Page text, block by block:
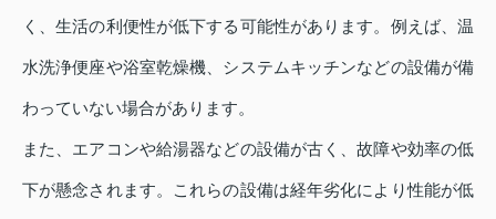
く、生活の利便性が低下する可能性があります。例えば、温
水洗浄便座や浴室乾燥機、システムキッチンなどの設備が備
わっていない場合があります。
また、エアコンや給湯器などの設備が古く、故障や効率の低
下が懸念されます。これらの設備は経年劣化により性能が低